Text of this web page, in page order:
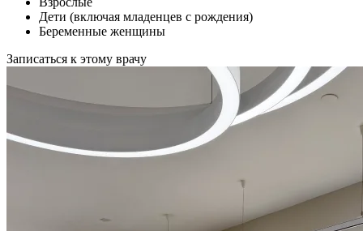
Дети (включая младенцев с рождения)
Беременные женщины
Записаться к этому врачу